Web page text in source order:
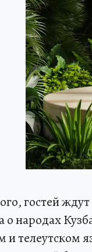
гостей
о народах
телеутском